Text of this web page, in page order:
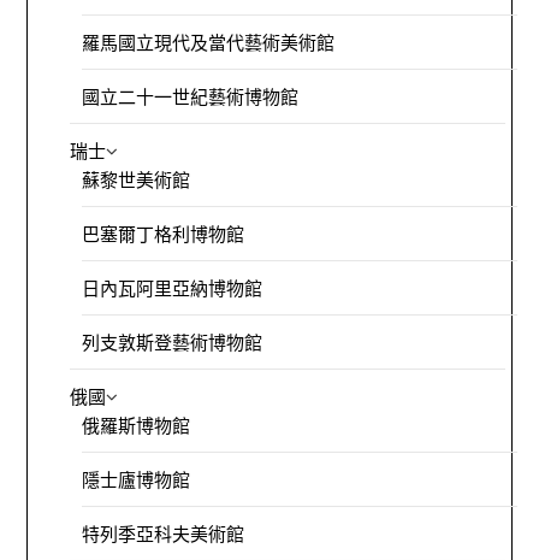
羅馬國立現代及當代藝術美術館
國立二十一世紀藝術博物館
瑞士
蘇黎世美術館
巴塞爾丁格利博物館
日內瓦阿里亞納博物館
列支敦斯登藝術博物館
俄國
俄羅斯博物館
隱士廬博物館
特列季亞科夫美術館